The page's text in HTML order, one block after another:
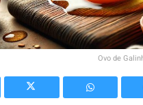
Ovo de